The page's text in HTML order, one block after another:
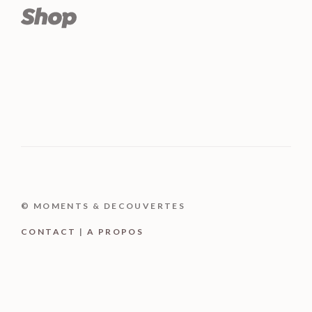
© MOMENTS & DECOUVERTES
CONTACT |A PROPOS